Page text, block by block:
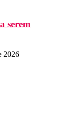
serem
2026